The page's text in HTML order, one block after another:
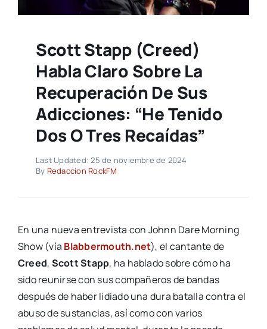
Scott Stapp (Creed)
Habla Claro Sobre La
Recuperación De Sus
Adicciones: “He Tenido
Dos O Tres Recaídas”
Last Updated: 25 de noviembre de 2024
By Redaccion RockFM
En una nueva entrevista con Johnn Dare Morning
Show (vía Blabbermouth.net), el cantante de
Creed, Scott Stapp, ha hablado sobre cómo ha
sido reunirse con sus compañeros de bandas
después de haber lidiado una dura batalla contra el
abuso de sustancias, así como con varios